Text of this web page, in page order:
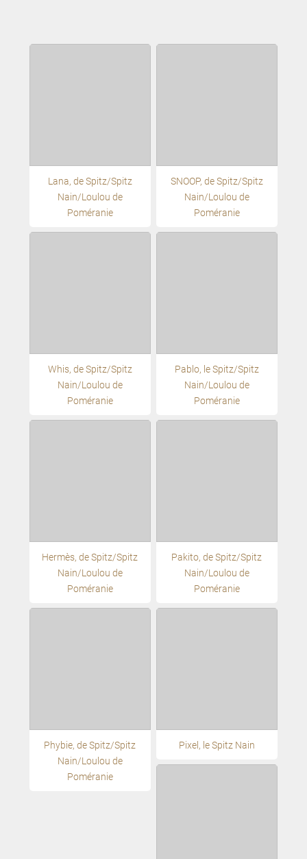
Lana, de Spitz/Spitz
Nain/Loulou de
Poméranie
SNOOP, de Spitz/Spitz
Nain/Loulou de
Poméranie
Whis, de Spitz/Spitz
Nain/Loulou de
Poméranie
Pablo, le Spitz/Spitz
Nain/Loulou de
Poméranie
Hermès, de Spitz/Spitz
Nain/Loulou de
Poméranie
Pakito, de Spitz/Spitz
Nain/Loulou de
Poméranie
Phybie, de Spitz/Spitz
Nain/Loulou de
Poméranie
Pixel, le Spitz Nain